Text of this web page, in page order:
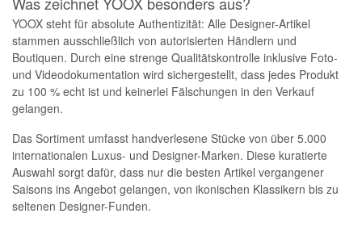
YOOX steht für absolute Authentizität: Alle Designer-Artikel
stammen ausschließlich von autorisierten Händlern und
Boutiquen. Durch eine strenge Qualitätskontrolle inklusive Foto-
und Videodokumentation wird sichergestellt, dass jedes Produkt
zu 100 % echt ist und keinerlei Fälschungen in den Verkauf
gelangen.
Das Sortiment umfasst handverlesene Stücke von über 5.000
internationalen Luxus- und Designer-Marken. Diese kuratierte
Auswahl sorgt dafür, dass nur die besten Artikel vergangener
Saisons ins Angebot gelangen, von ikonischen Klassikern bis zu
seltenen Designer-Funden.